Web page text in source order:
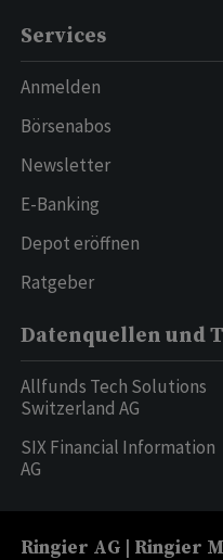
Services
Anmelden
Börsenabos
Newsletter
E-Banking
Depot eröffnen
Ratgeber
Datenquellen und
Allfunds Tech Solutions
Switzerland AG
SIX Financial Information
AG
Ringier AG | Ringier